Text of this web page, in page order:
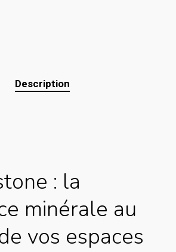
Description
: la
minérale au
vos espaces